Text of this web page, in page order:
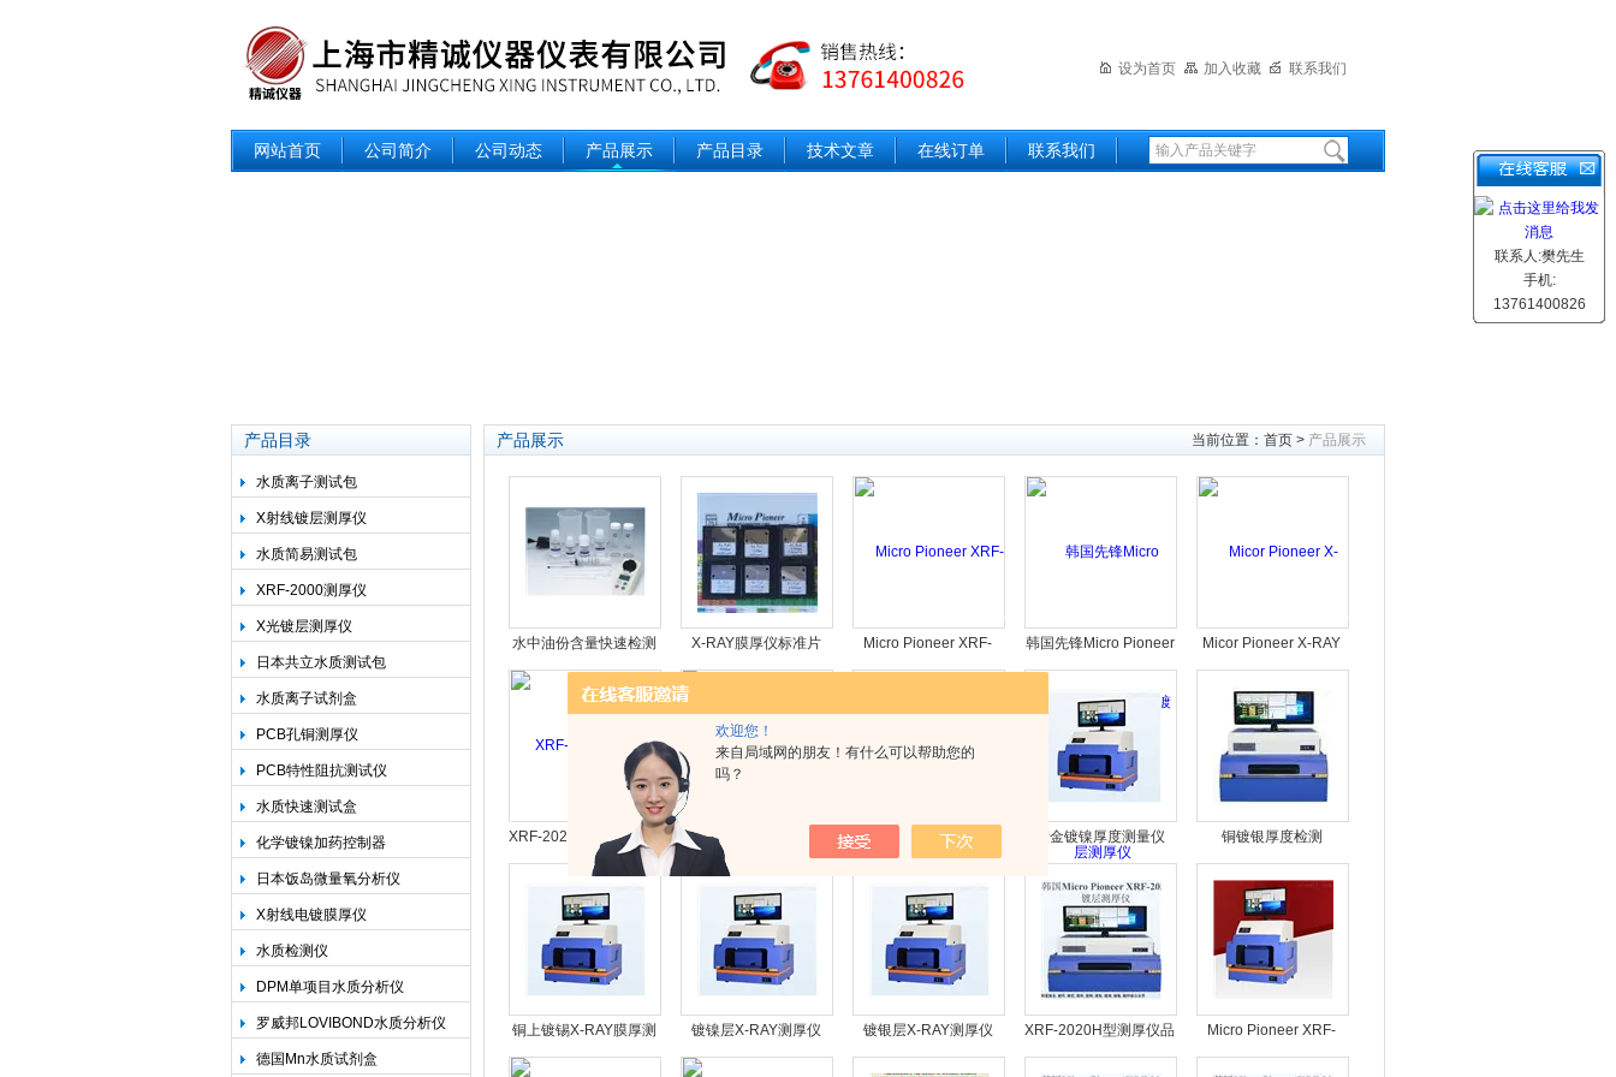
欢迎您！
来自局域网的朋友！有什么可以帮助您的
吗？
设为首页 加入收藏 联系我们
网站首页 公司简介 公司动态 产品展示 产品目录 技术文章 在线订单 联系我们
产品目录
水质离子测试包
X射线镀层测厚仪
水质简易测试包
XRF-2000测厚仪
X光镀层测厚仪
日本共立水质测试包
水质离子试剂盒
PCB孔铜测厚仪
PCB特性阻抗测试仪
水质快速测试盒
化学镀镍加药控制器
日本饭岛微量氧分析仪
X射线电镀膜厚仪
水质检测仪
DPM单项目水质分析仪
罗威邦LOVIBOND水质分析仪
德国Mn水质试剂盒
产品展示 当前位置： 首页 > 产品展示
水中油份含量快速检测 X-RAY膜厚仪标准片
Micro Pioneer XRF-
2020镀层测厚仪
韩国先锋Micro Pioneer
XRF-2020镀层测厚仪
Micor Pioneer X-RAY
膜厚仪
XRF-2020H型镀层测厚
先锋XRF-2020L型镀层
XRF-2020H型镀层测仪
镀金镀镍厚度测量仪 铜镀银厚度检测
铜上镀锡X-RAY膜厚测
试仪
镀镍层X-RAY测厚仪 镀银层X-RAY测厚仪
XRF-2020H型测厚仪品
牌韩国MICRO
Micro Pioneer XRF-
2020测厚仪
联系人:樊先生
手机:
13761400826